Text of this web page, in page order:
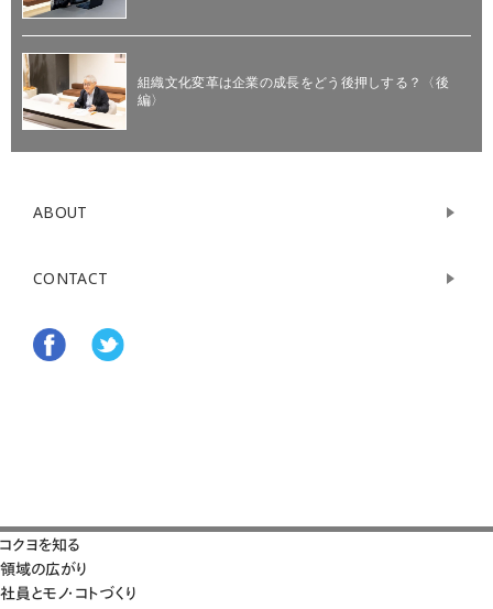
組織文化変革は企業の成長をどう後押しする？〈後
編〉
ABOUT
CONTACT
コクヨを知る
領域の広がり
社員とモノ・コトづくり